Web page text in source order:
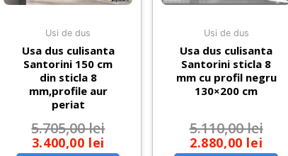
Usi de dus
Usa dus culisanta
Santorini 150 cm
din sticla 8
mm,profile aur
periat
5.705,00lei
3.400,00 lei
Usi de dus
Usa dus culisanta
Santorini sticla 8
mm cu profil negru
130×200 cm
5.110,00lei
2.880,00 lei